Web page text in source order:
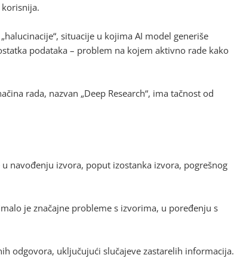
situacije u kojima AI model generiše
podataka – problem na kojem aktivno rade kako
rada, nazvan „Deep Research“, ima tačnost od
navođenju izvora, poput izostanka izvora, pogrešnog
je značajne probleme s izvorima, u poređenju s
odgovora, uključujući slučajeve zastarelih informacija.